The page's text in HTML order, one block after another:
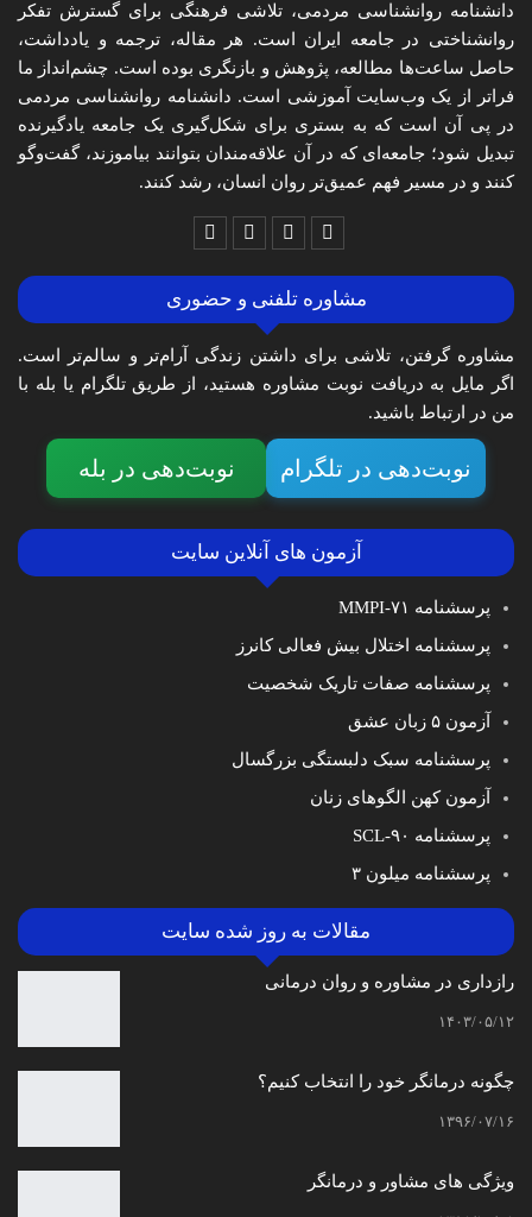
دانشنامه روانشناسی مردمی، تلاشی فرهنگی برای گسترش تفکر
روانشناختی در جامعه ایران است. هر مقاله، ترجمه و یادداشت،
حاصل ساعت‌ها مطالعه، پژوهش و بازنگری بوده است. چشم‌انداز ما
فراتر از یک وب‌سایت آموزشی است. دانشنامه روانشناسی مردمی
در پی آن است که به بستری برای شکل‌گیری یک جامعه یادگیرنده
تبدیل شود؛ جامعه‌ای که در آن علاقه‌مندان بتوانند بیاموزند، گفت‌وگو
کنند و در مسیر فهم عمیق‌تر روان انسان، رشد کنند.
مشاوره تلفنی و حضوری
مشاوره گرفتن، تلاشی برای داشتن زندگی آرام‌تر و سالم‌تر است.
اگر مایل به دریافت نوبت مشاوره هستید، از طریق تلگرام یا بله با
من در ارتباط باشید.
نوبت‌دهی در تلگرام نوبت‌دهی در بله
آزمون های آنلاین سایت
پرسشنامه MMPI-۷۱
پرسشنامه اختلال بیش فعالی کانرز
پرسشنامه صفات تاریک شخصیت
آزمون ۵ زبان عشق
پرسشنامه سبک دلبستگی بزرگسال
آزمون کهن الگوهای زنان
پرسشنامه SCL-۹۰
پرسشنامه میلون ۳
مقالات به روز شده سایت
رازداری در مشاوره و روان درمانی
۱۴۰۳/۰۵/۱۲
چگونه درمانگر خود را انتخاب کنیم؟
۱۳۹۶/۰۷/۱۶
ویژگی های مشاور و درمانگر